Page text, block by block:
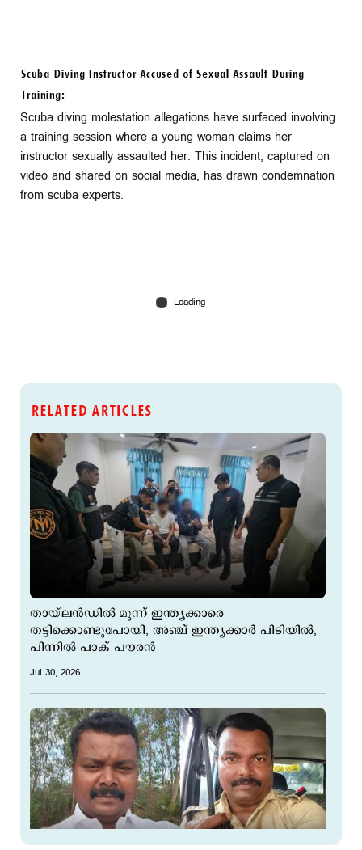
Scuba Diving Instructor Accused of Sexual Assault During
Training:
Scuba diving molestation allegations have surfaced involving
a training session where a young woman claims her
instructor sexually assaulted her. This incident, captured on
video and shared on social media, has drawn condemnation
from scuba experts.
RELATED ARTICLES
തായ്‌ലന്‍ഡില്‍ മൂന്ന് ഇന്ത്യക്കാരെ
തട്ടിക്കൊണ്ടുപോയി; അഞ്ച് ഇന്ത്യക്കാര്‍ പിടിയില്‍,
പിന്നില്‍ പാക് പൗരന്‍
Jul 30, 2026